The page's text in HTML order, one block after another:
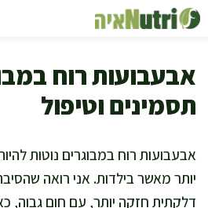
לדלג
לתוכן
אבעבועות רוח
תסמינים וטיפול
אבעבועות רוח במבוגרים נוטות
יותר מאשר בילדות. אני רואה
דלקתית חזקה יותר, עם חום גבוה,